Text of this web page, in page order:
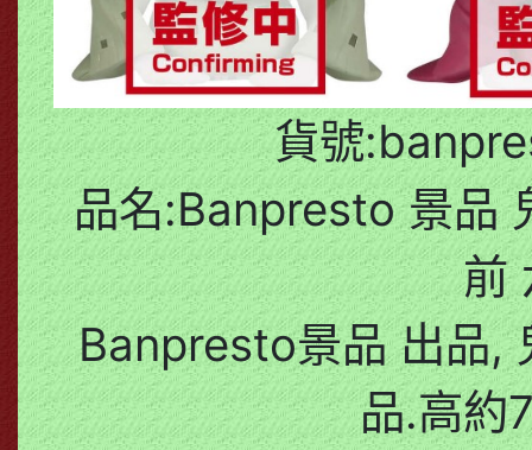
貨號
品名:Banpresto 景品
前
Banpresto景品 出品,
品.高約